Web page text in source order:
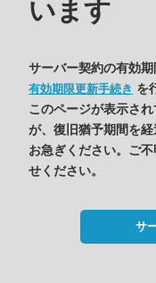
います
サーバー契約の有効
有効期限更新手続き を
このページが表示さ
が、復旧猶予期間を
お急ぎください。ご
せください。
サ